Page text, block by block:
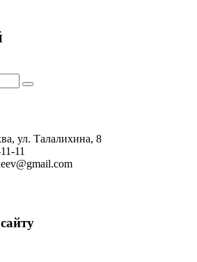
ул. Талалихина, 8
11